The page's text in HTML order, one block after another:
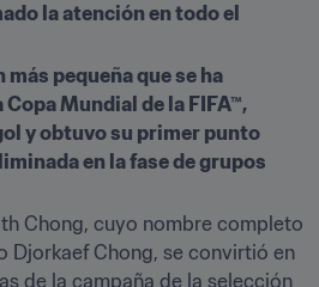
la atención en todo el
pequeña que se ha
Mundial de la FIFA™,
y obtuvo su primer punto
en la fase de grupos
Chong, cuyo nombre completo
Djorkaef Chong, se convirtió en
de la campaña de la selección